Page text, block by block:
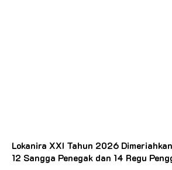
Lokanira XXI Tahun 2026
12 Sangga Penegak dan 14 Regu